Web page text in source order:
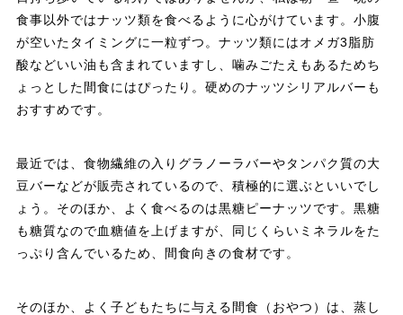
食事以外ではナッツ類を食べるように心がけています。小腹
が空いたタイミングに一粒ずつ。ナッツ類にはオメガ3脂肪
酸などいい油も含まれていますし、噛みごたえもあるためち
ょっとした間食にはぴったり。硬めのナッツシリアルバーも
おすすめです。
最近では、食物繊維の入りグラノーラバーやタンパク質の大
豆バーなどが販売されているので、積極的に選ぶといいでし
ょう。そのほか、よく食べるのは黒糖ピーナッツです。黒糖
も糖質なので血糖値を上げますが、同じくらいミネラルをた
っぷり含んでいるため、間食向きの食材です。
そのほか、よく子どもたちに与える間食（おやつ）は、蒸し